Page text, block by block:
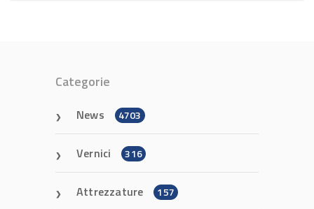
Categorie
News 4703
Vernici 316
Attrezzature 157